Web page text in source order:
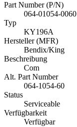
Part Number (P/N)
064-01054-0060
Typ
KY196A
Hersteller (MFR)
Bendix/King
Beschreibung
Com
Alt. Part Number
064-1054-60
Status
Serviceable
Verfügbarkeit
Verfügbar